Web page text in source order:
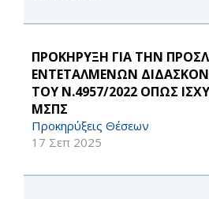
ΠΡΟΚΗΡΥΞΗ ΓΙΑ ΤΗΝ
ΕΝΤΕΤΑΛΜΕΝΩΝ
ΤΟΥ Ν.4957/2022 ΟΠΩΣ
ΜΣΠΣ
Προκηρύξεις Θέσεων
17 Σεπ 2025